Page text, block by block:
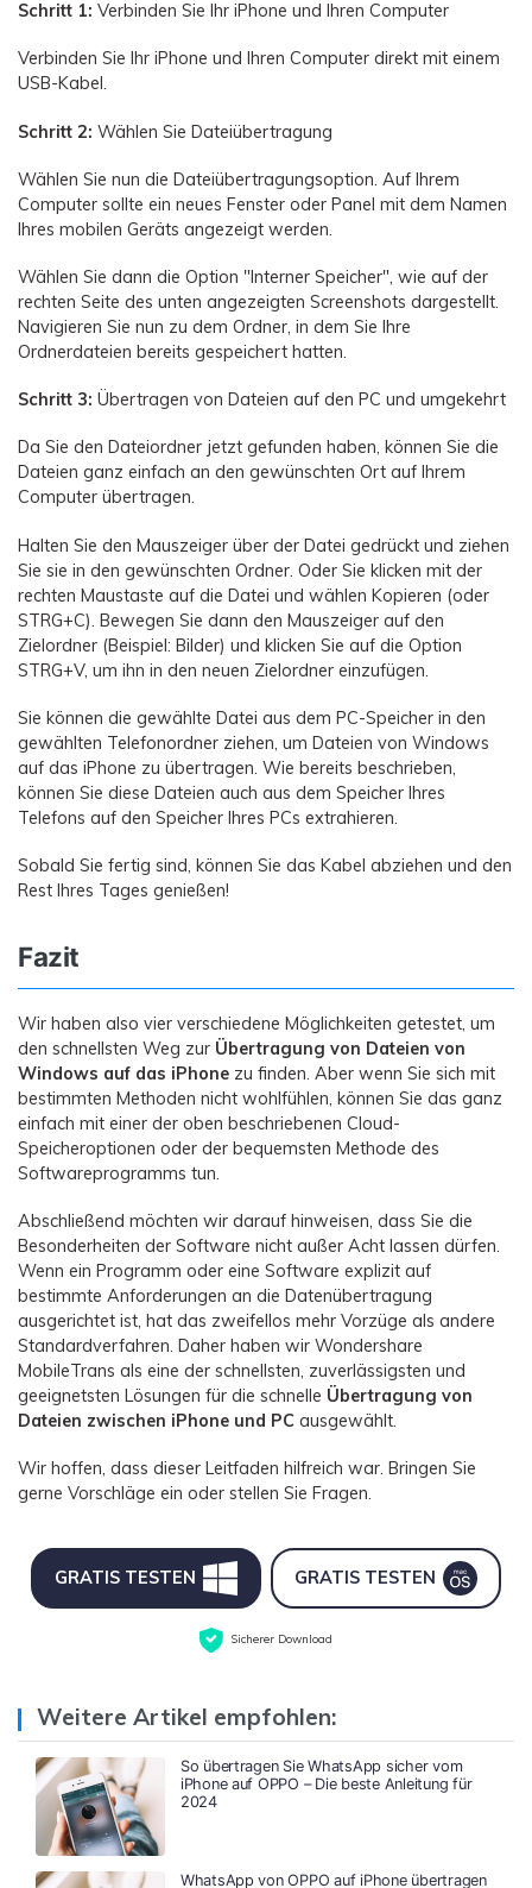
Schritt 1: Verbinden Sie Ihr iPhone und Ihren Computer
Verbinden Sie Ihr iPhone und Ihren Computer direkt mit einem
USB-Kabel.
Schritt 2: Wählen Sie Dateiübertragung
Wählen Sie nun die Dateiübertragungsoption. Auf Ihrem
Computer sollte ein neues Fenster oder Panel mit dem Namen
Ihres mobilen Geräts angezeigt werden.
Wählen Sie dann die Option "Interner Speicher", wie auf der
rechten Seite des unten angezeigten Screenshots dargestellt.
Navigieren Sie nun zu dem Ordner, in dem Sie Ihre
Ordnerdateien bereits gespeichert hatten.
Schritt 3: Übertragen von Dateien auf den PC und umgekehrt
Da Sie den Dateiordner jetzt gefunden haben, können Sie die
Dateien ganz einfach an den gewünschten Ort auf Ihrem
Computer übertragen.
Halten Sie den Mauszeiger über der Datei gedrückt und ziehen
Sie sie in den gewünschten Ordner. Oder Sie klicken mit der
rechten Maustaste auf die Datei und wählen Kopieren (oder
STRG+C). Bewegen Sie dann den Mauszeiger auf den
Zielordner (Beispiel: Bilder) und klicken Sie auf die Option
STRG+V, um ihn in den neuen Zielordner einzufügen.
Sie können die gewählte Datei aus dem PC-Speicher in den
gewählten Telefonordner ziehen, um Dateien von Windows
auf das iPhone zu übertragen. Wie bereits beschrieben,
können Sie diese Dateien auch aus dem Speicher Ihres
Telefons auf den Speicher Ihres PCs extrahieren.
Sobald Sie fertig sind, können Sie das Kabel abziehen und den
Rest Ihres Tages genießen!
Fazit
Wir haben also vier verschiedene Möglichkeiten getestet, um
den schnellsten Weg zur Übertragung von Dateien von
Windows auf das iPhone zu finden. Aber wenn Sie sich mit
bestimmten Methoden nicht wohlfühlen, können Sie das ganz
einfach mit einer der oben beschriebenen Cloud-
Speicheroptionen oder der bequemsten Methode des
Softwareprogramms tun.
Abschließend möchten wir darauf hinweisen, dass Sie die
Besonderheiten der Software nicht außer Acht lassen dürfen.
Wenn ein Programm oder eine Software explizit auf
bestimmte Anforderungen an die Datenübertragung
ausgerichtet ist, hat das zweifellos mehr Vorzüge als andere
Standardverfahren. Daher haben wir Wondershare
MobileTrans als eine der schnellsten, zuverlässigsten und
geeignetsten Lösungen für die schnelle Übertragung von
Dateien zwischen iPhone und PC ausgewählt.
Wir hoffen, dass dieser Leitfaden hilfreich war. Bringen Sie
gerne Vorschläge ein oder stellen Sie Fragen.
GRATIS TESTEN GRATIS TESTEN
Sicherer Download
Weitere Artikel empfohlen:
So übertragen Sie WhatsApp sicher vom
iPhone auf OPPO – Die beste Anleitung für
2024
WhatsApp von OPPO auf iPhone übertragen